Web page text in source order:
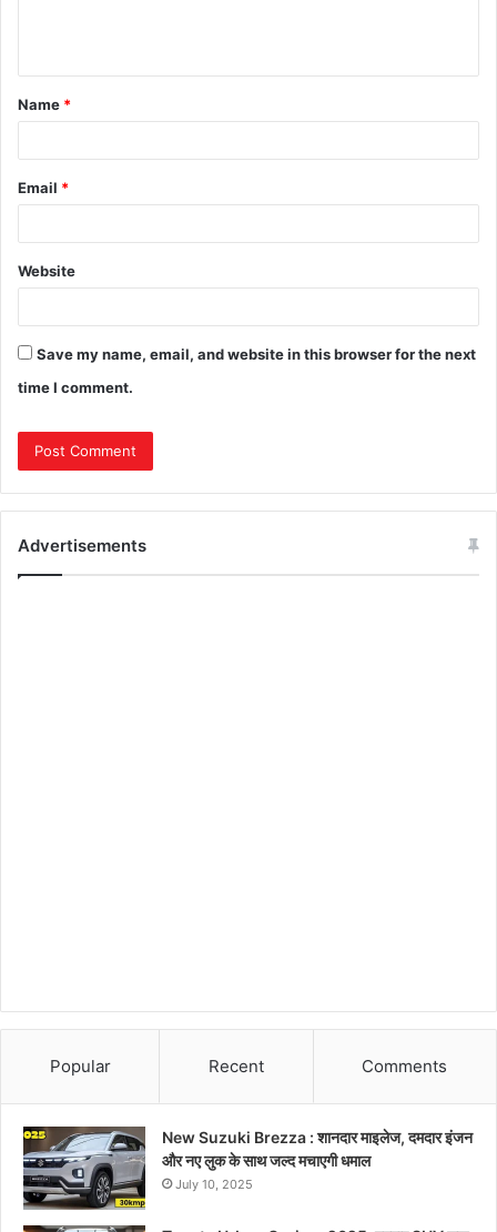
Name *
Email *
Website
Save my name, email, and website in this browser for the next
time I comment.
Advertisements
Popular Recent Comments
New Suzuki Brezza : शानदार माइलेज, दमदार इंजन
और नए लुक के साथ जल्द मचाएगी धमाल
July 10, 2025